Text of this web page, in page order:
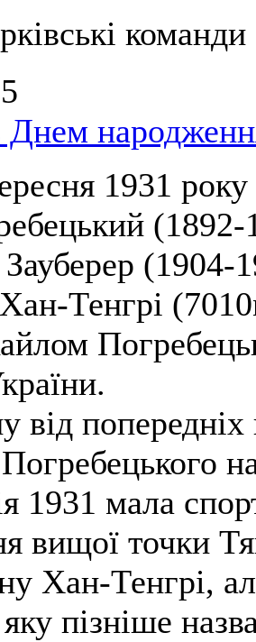
Днем
1931
(1904-
Тенгрі
від
1931 мала
вищої точки
Хан-Тенгрі,
пізніше